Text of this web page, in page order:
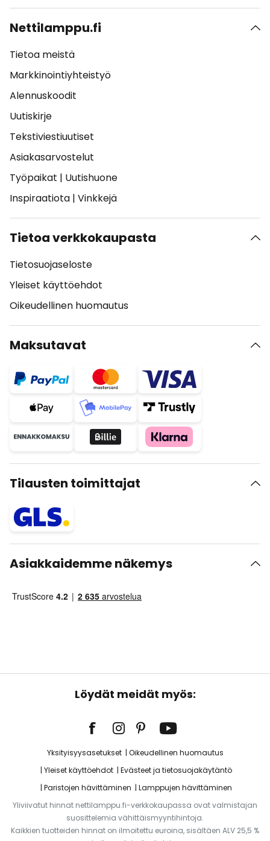
Nettilamppu.fi
Tietoa meistä
Markkinointiyhteistyö
Alennuskoodit
Uutiskirje
Tekstiviestiuutiset
Asiakasarvostelut
Työpaikat | Uutishuone
Inspiraatiota | Vinkkejä
Tietoa verkkokaupasta
Tietosuojaseloste
Yleiset käyttöehdot
Oikeudellinen huomautus
Maksutavat
Tilausten toimittajat
Asiakkaidemme näkemys
Löydät meidät myös:
Yksityisyysasetukset
Oikeudellinen huomautus
Yleiset käyttöehdot
Evästeet ja tietosuojakäytäntö
Paristojen hävittäminen
Lamppujen hävittäminen
Yliviivatut hinnat nettilamppu.fi-verkkokaupassa ovat valmistajan
suosittelemia vähittäismyyntihintoja.
Kaikkien tuotteiden hinnat on ilmoitettu euroina, sisältäen ALV 25,5 %